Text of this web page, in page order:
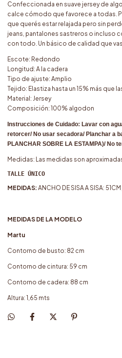
Confeccionada en suave jersey de
calce cómodo que favorece a todas.
que querés estar relajada pero sin
jeans, pantalones sastreros o incluso
con todo. Un básico de calidad que
Escote: Redondo
Longitud: A la cadera
Tipo de ajuste: Amplio
Tejido: Elastiza hasta un 15% más que
Material: Jersey
Composición: 100% algodon
Instrucciones de Cuidado: Lavar con
retorcer/ No usar secadora/ Planchar a
PLANCHAR SOBRE LA ESTAMPA)/ No
Medidas: Las medidas son
TALLE ÚNICO
MEDIDAS: ANCHO DE SISA A SISA:
MEDIDAS DE LA MODELO
Martu
Contorno de busto: 82 cm
Contorno de cintura: 59 cm
Contorno de cadera: 88 cm
Altura: 1,65 mts